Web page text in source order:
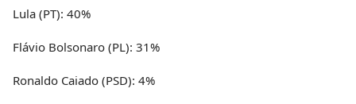
Lula (PT): 40%
Flávio Bolsonaro (PL): 31%
Ronaldo Caiado (PSD): 4%